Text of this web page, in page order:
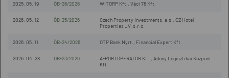
2025. 05. 19 ÖB-26/2026 WITORP Kft., Váci 76 Kft.
2026. 05. 12 ÖB-25/2026
Czech Property Investments, a.s., CZ Hotel
Properties JV, s.r.o.
2026. 05. 11 ÖB-24/2026 OTP Bank Nyrt., Financial Expert Kft.
2026. 04. 28 ÖB-23/2026
A-PORTOPERATOR Kft., Adony Logisztikai Központ
Kft.